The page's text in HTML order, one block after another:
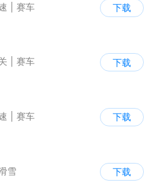
赛车
下载
赛车
下载
赛车
下载
雪
下载